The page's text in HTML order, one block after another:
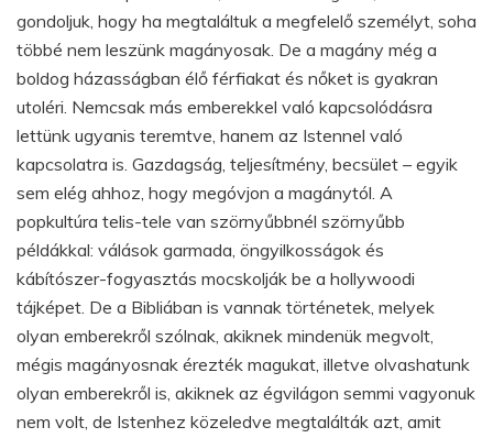
gondoljuk, hogy ha megtaláltuk a megfelelő személyt, soha
többé nem leszünk magányosak. De a magány még a
boldog házasságban élő férfiakat és nőket is gyakran
utoléri. Nemcsak más emberekkel való kapcsolódásra
lettünk ugyanis teremtve, hanem az Istennel való
kapcsolatra is. Gazdagság, teljesítmény, becsület – egyik
sem elég ahhoz, hogy megóvjon a magánytól. A
popkultúra telis-tele van szörnyűbbnél szörnyűbb
példákkal: válások garmada, öngyilkosságok és
kábítószer-fogyasztás mocskolják be a hollywoodi
tájképet. De a Bibliában is vannak történetek, melyek
olyan emberekről szólnak, akiknek mindenük megvolt,
mégis magányosnak érezték magukat, illetve olvashatunk
olyan emberekről is, akiknek az égvilágon semmi vagyonuk
nem volt, de Istenhez közeledve megtalálták azt, amit